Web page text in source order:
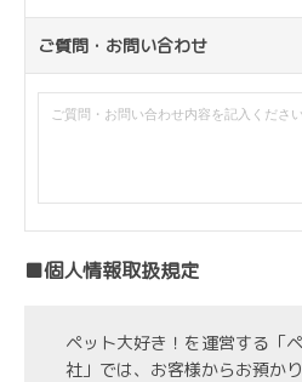
ご質問・お問い合わせ
■個人情報取扱規定
ペット大好き！を運営する「
社」では、お客様からお預か